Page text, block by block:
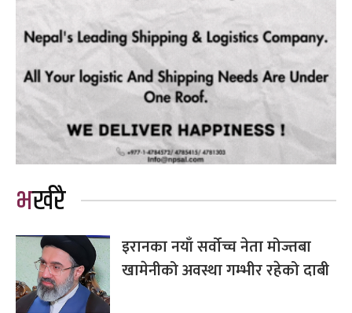
भर्खरै
इरानका नयाँ सर्वोच्च नेता मोज्तबा
खामेनीको अवस्था गम्भीर रहेको दाबी